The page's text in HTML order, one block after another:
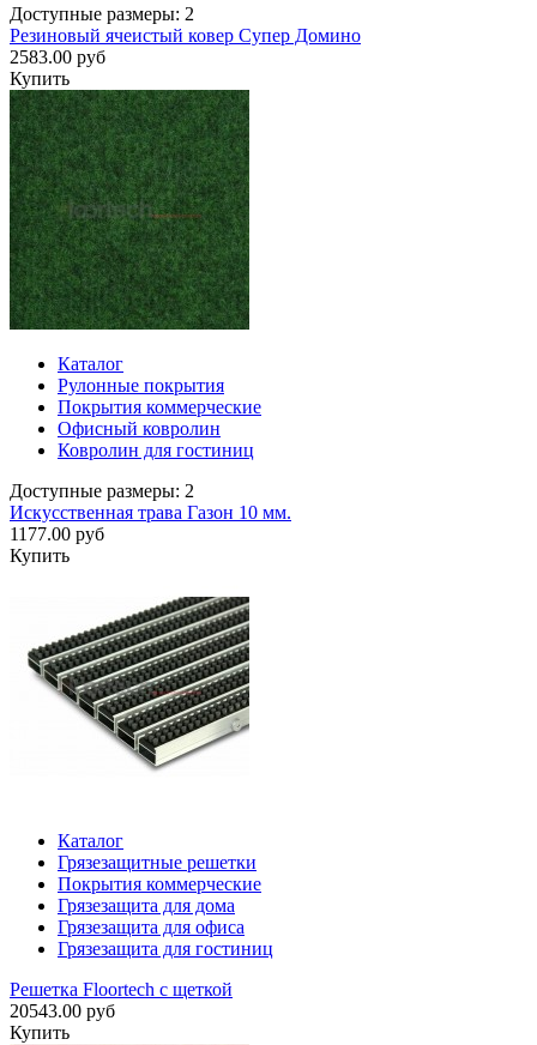
Доступные размеры: 2
Резиновый ячеистый ковер Супер Домино
2583.00 руб
Купить
Каталог
Рулонные покрытия
Покрытия коммерческие
Офисный ковролин
Ковролин для гостиниц
Доступные размеры: 2
Искусственная трава Газон 10 мм.
1177.00 руб
Купить
Каталог
Грязезащитные решетки
Покрытия коммерческие
Грязезащита для дома
Грязезащита для офиса
Грязезащита для гостиниц
Решетка Floortech с щеткой
20543.00 руб
Купить